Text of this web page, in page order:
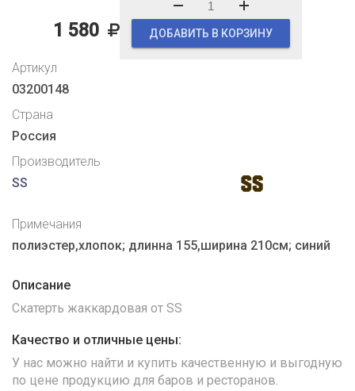
1 580 ДОБАВИТЬ В КОРЗИНУ
Артикул
03200148
Страна
Россия
Производитель
SS
Примечания
полиэстер,хлопок; длинна 155,ширина 210см; синий
Описание
Скатерть жаккардовая от SS
Качество и отличные цены:
У нас можно найти и купить качественную и выгодную
по цене продукцию для баров и ресторанов.